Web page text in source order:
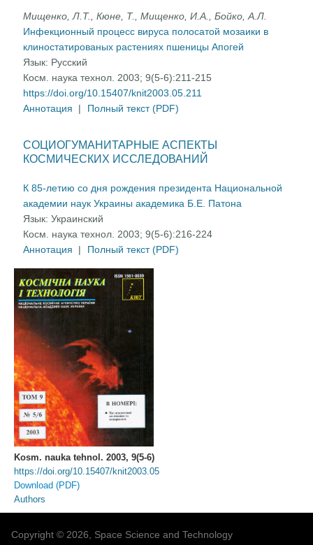
Мищенко, Л.Т., Кюне, Т., Мищенко, И.А., Бойко, А.Л.
Инфекционный процесс вируса полосатой мозаики в
клиностатированых растениях пшеницы Апогей
Язык: Русский
Косм. наука технол. 2003; 9(5-6):211-215
https://doi.org/10.15407/knit2003.05.211
Аннотация
| Полный текст (PDF)
СОЦИОГУМАНИТАРНЫЕ АСПЕКТЫ
КОСМИЧЕСКИХ ИССЛЕДОВАНИЙ
К 85-летию со дня рождения президента Национальной
академии наук Украины академика Б.Е. Патона
Язык:Украинский
Косм. наука технол. 2003; 9(5-6):216-224
Аннотация
| Полный текст (PDF)
Kosm. nauka tehnol. 2003, 9(5-6)
https://doi.org/10.15407/knit2003.05
Download (PDF)
Authors
Copyright © 2026, Space Science and Technology